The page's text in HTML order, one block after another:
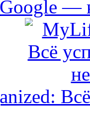
Google —